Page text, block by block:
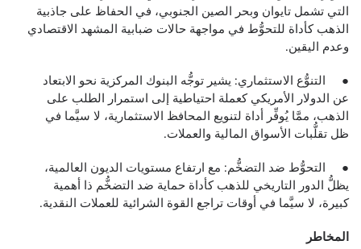
التي تشمل تايوان وبحر الصين الجنوبي، في الحفاظ على جاذبية
الذهب كأداة للتحوُّط في مواجهة حالات ضبابية المشهد الاقتصادي
وعدم اليقين.
● التنوُّع الاستثماري: يشير توجُّه البنوك المركزية نحو الابتعاد
عن الدولار الأمريكي كعملة احتياطية إلى استمرار الطلب على
الذهب، ممَّا يُوفِّر أداة لتنويع المحافظ الاستثمارية، لا سيَّما في
ظل تقلُّبات الأسواق المالية والعملات.
● التحوُّط ضد التضخُّم: مع ارتفاع مستويات الديون العالمية،
يظلُّ الدور التاريخي للذهب كأداة حماية ضد التضخُّم ذا أهمية
كبيرة، لا سيَّما في أوقات تراجع القوة الشرائية للعملات النقدية.
المخاطر